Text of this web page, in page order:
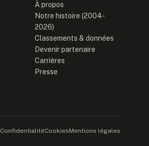
À propos
Notre histoire (2004-
2026)
Classements & données
Devenir partenaire
Carrières
Presse
ConfidentialitéCookiesMentions légales